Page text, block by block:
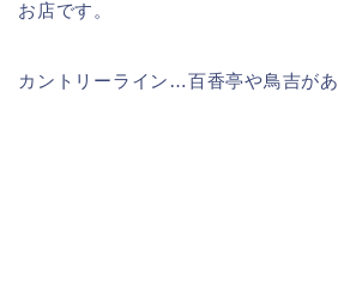
お店です。
カントリーライン…百香亭や鳥吉が